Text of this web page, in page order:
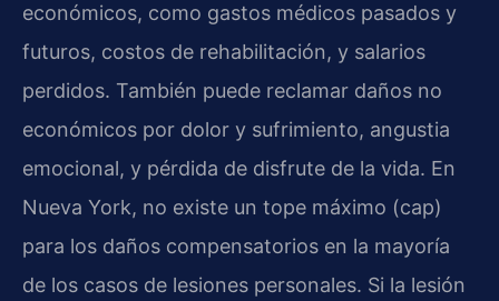
económicos, como gastos médicos pasados y
futuros, costos de rehabilitación, y salarios
perdidos. También puede reclamar daños no
económicos por dolor y sufrimiento, angustia
emocional, y pérdida de disfrute de la vida. En
Nueva York, no existe un tope máximo (cap)
para los daños compensatorios en la mayoría
de los casos de lesiones personales. Si la lesión